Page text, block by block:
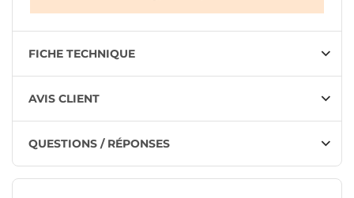
FICHE TECHNIQUE
AVIS CLIENT
QUESTIONS / RÉPONSES